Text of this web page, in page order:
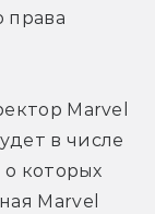
права
Marvel
в числе
которых
Marvel